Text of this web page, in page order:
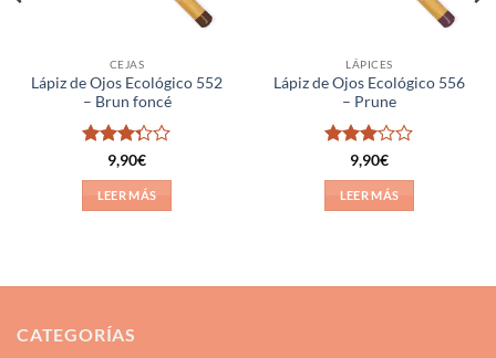
CEJAS
Lápiz de Ojos Ecológico 552
– Brun foncé
Valorado
con
3.25de
5
9,90€
LEER MÁS
LÁPICES
Lápiz de Ojos Ecológico 556
– Prune
Valorado
con3
de 5
9,90€
LEER MÁS
CATEGORÍAS